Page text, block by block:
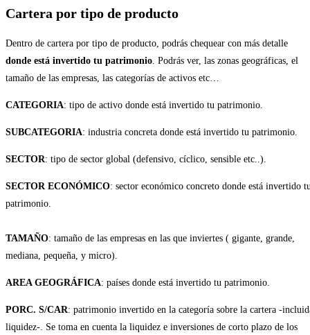
Cartera por tipo de producto
Dentro de cartera por tipo de producto, podrás chequear con más detalle
donde está invertido tu patrimonio . Podrás ver, las zonas geográficas, el
tamaño de las empresas, las categorías de activos etc…
CATEGORIA: tipo de activo donde está invertido tu patrimonio.
SUBCATEGORIA: industria concreta donde está invertido tu patrimonio.
SECTOR: tipo de sector global (defensivo, cíclico, sensible etc..).
SECTOR ECONÓMICO: sector económico concreto donde está invertido
patrimonio.
TAMAÑO: tamaño de las empresas en las que inviertes ( gigante, grande,
mediana, pequeña, y micro).
AREA GEOGRÁFICA: países donde está invertido tu patrimonio.
PORC. S/CAR: patrimonio invertido en la categoría sobre la cartera -
liquidez-. Se toma en cuenta la liquidez e inversiones de corto plazo de los